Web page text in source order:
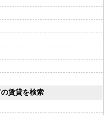
賃貸を検索